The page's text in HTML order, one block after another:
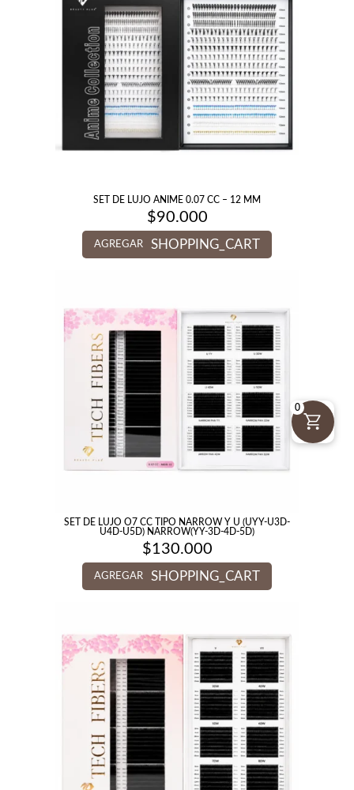
SET DE LUJO ANIME 0.07 CC – 12 MM
$90.000
AGREGAR SHOPPING_CART
SET DE LUJO O7 CC TIPO NARROW Y U (UYY-U3D-
U4D-U5D) NARROW(YY-3D-4D-5D)
$130.000
AGREGAR SHOPPING_CART
0